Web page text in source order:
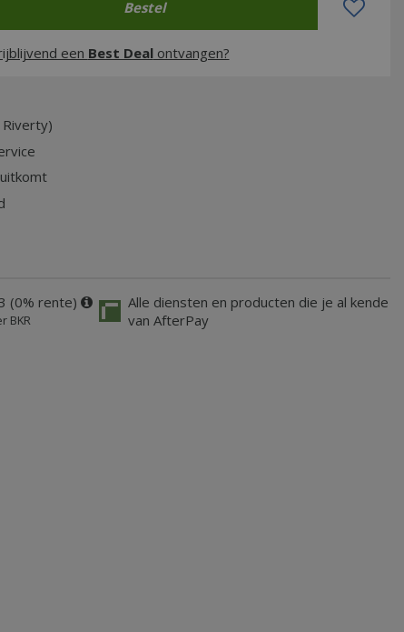
een Best Dealontvangen?
(0% rente)
BKR
Alle diensten en producten die je al kende
van AfterPay